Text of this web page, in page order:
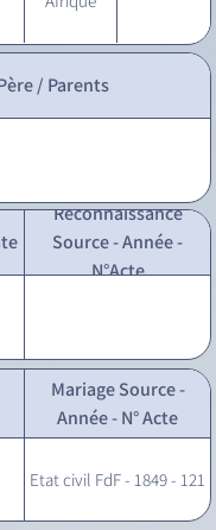
/ Parents
Reconnaissance
Source - Année -
N°Acte
Mariage Source -
Année - N° Acte
Etat civil FdF - 1849 - 121